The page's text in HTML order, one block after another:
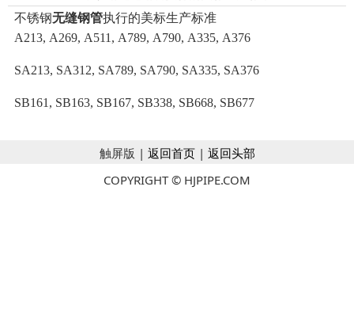
不锈钢无缝钢管执行的美标生产标准
A213, A269, A511, A789, A790, A335, A376
SA213, SA312, SA789, SA790, SA335, SA376
SB161, SB163, SB167, SB338, SB668, SB677
触屏版 | 返回首页| 返回头部
COPYRIGHT © HJPIPE.COM